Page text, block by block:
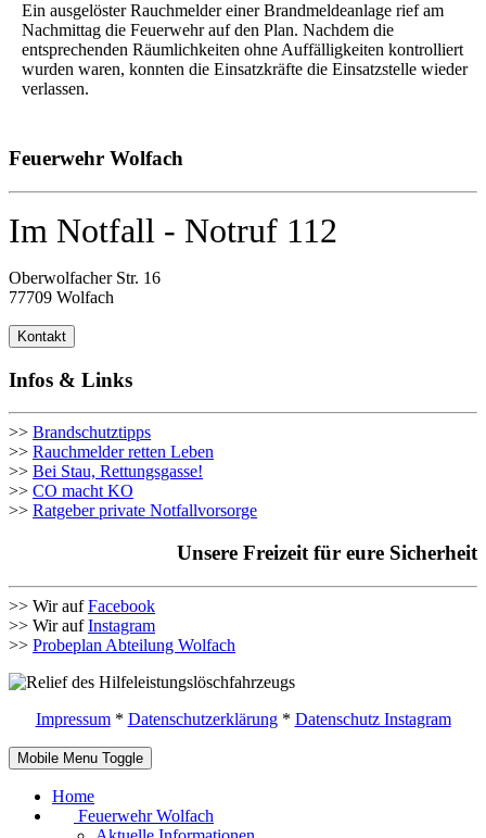
Ein ausgelöster Rauchmelder einer Brandmeldeanlage rief am
Nachmittag die Feuerwehr auf den Plan. Nachdem die
entsprechenden Räumlichkeiten ohne Auffälligkeiten kontrolliert
wurden waren, konnten die Einsatzkräfte die Einsatzstelle wieder
verlassen.
Feuerwehr Wolfach
Im Notfall - Notruf 112
Oberwolfacher Str. 16
77709 Wolfach
Kontakt
Infos & Links
>> Brandschutztipps
>> Rauchmelder retten Leben
>> Bei Stau, Rettungsgasse!
>> CO macht KO
>> Ratgeber private Notfallvorsorge
Unsere Freizeit für eure Sicherheit
>> Wir aufFacebook
>> Wir aufInstagram
>> Probeplan Abteilung Wolfach
Impressum* Datenschutzerklärung* Datenschutz Instagram
Mobile Menu Toggle
Home
Feuerwehr Wolfach